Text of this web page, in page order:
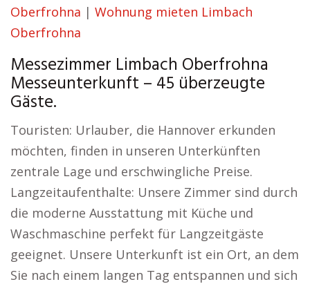
Oberfrohna | Wohnung mieten Limbach
Oberfrohna
Messezimmer Limbach Oberfrohna
Messeunterkunft – 45 überzeugte
Gäste.
Touristen: Urlauber, die Hannover erkunden
möchten, finden in unseren Unterkünften
zentrale Lage und erschwingliche Preise.
Langzeitaufenthalte: Unsere Zimmer sind durch
die moderne Ausstattung mit Küche und
Waschmaschine perfekt für Langzeitgäste
geeignet. Unsere Unterkunft ist ein Ort, an dem
Sie nach einem langen Tag entspannen und sich